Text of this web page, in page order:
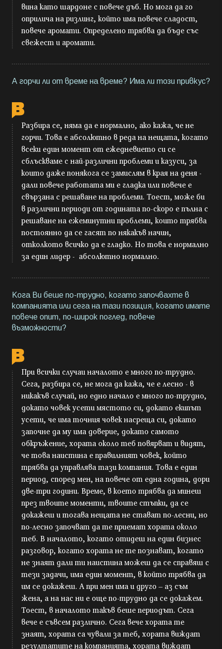
вина като шардоне с повече дъб. Но мога да го
оприлича на ризлинг, който има повече сладост,
повече аромати. Определено трябва да бъде със
свежест и аромати.
А горчи ли от време на време? Има ли този привкус?
Разбира се, няма да е нормално, ако кажа, че не
горчи. Това е абсолютно в реда на нещата, когато
всеки един момент от ежедневието си се
сблъскваме с най-различни проблеми и казуси, за
които даже понякога се замислям в края на деня -
дали повече работата ми е гладка или повече е
свързана с решаване на проблеми. Тоест, може би
в различни периоди от годината по-скоро е пълна с
решаване на ежеминутни проблеми, които трябва
постоянно да се гасят по някакъв начин,
отколкото всичко да е гладко. Но това е нормално
за един лидер - абсолютно нормално.
Кога Ви беше по-трудно, когато започвахте в
компанията или сега на тази позиция, когато имате
повече опит, по-широк поглед, повече
възможности?
При всички случаи началото е много по-трудно.
Сега, разбира се, не мога да кажа, че е лесно - в
никакъв случай, но едно начало е много по-трудно,
докато човек усети мястото си, докато екипът
усети, че има точния човек насреща си, докато
започне да му има доверие, докато самото
обкръжение, хората около теб повярват и видят,
че това наистина е правилният човек, който
трябва да управлява тази компания. Това е един
период, според мен, на повече от една година, дори
две-три години. Време, в което трябва да минеш
през твоите моменти, твоите стъпки, да се
докажеш и тогава нещата не стават по-лесни, но
по-лесно започват да те приемат хората около
теб. В началото, когато отидеш на един бизнес
разговор, когато хората не те познават, когато
не знаят дали ти наистина можеш да се справяш с
тези задачи, има един момент, в който трябва да
им се докажеш. А при мен има и друго – аз съм
жена, а на нас ни е още по-трудно да се докажем.
Тоест, в началото такъв беше периодът. Сега
вече е съвсем различно. Сега вече хората те
знаят, хората са чували за теб, хората виждат
резултатите на компанията, хората виждат